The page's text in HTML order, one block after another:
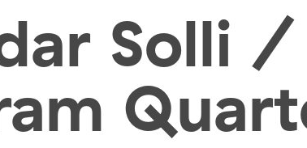
Solli /